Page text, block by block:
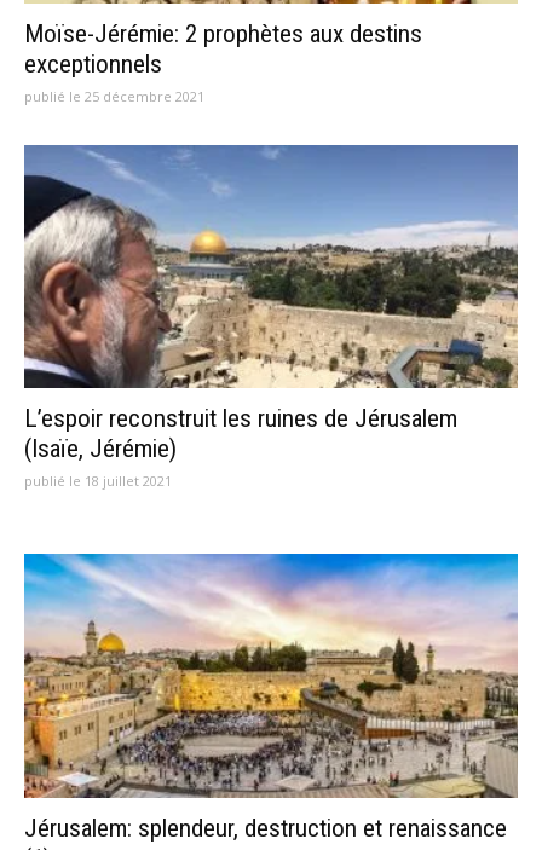
Moïse-Jérémie: 2 prophètes aux destins
exceptionnels
publié le 25 décembre 2021
L’espoir reconstruit les ruines de Jérusalem
(Isaïe, Jérémie)
publié le 18 juillet 2021
Jérusalem: splendeur, destruction et renaissance